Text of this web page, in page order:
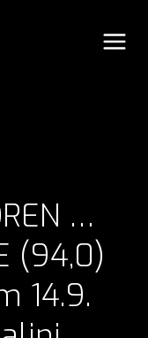
…
(94,0)
14.9.